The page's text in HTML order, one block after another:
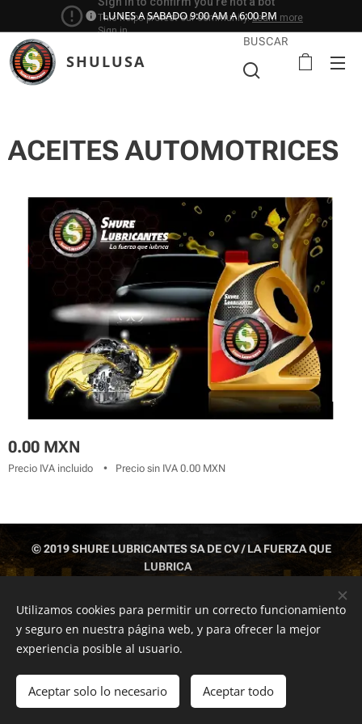
LUNES A SABADO 9:00 AM A 6:00 PM
SHULUSA
BUSCAR
ACEITES AUTOMOTRICES
0.00 MXN
Precio IVA incluido Precio sin IVA 0.00 MXN
Añadir a la cesta
© 2019 SHURE LUBRICANTES SA DE CV / LA FUERZA QUE
LUBRICA
Cookies
Utilizamos cookies para permitir un correcto funcionamiento
y seguro en nuestra página web, y para ofrecer la mejor
experiencia posible al usuario.
Aceptar solo lo necesario Aceptar todo